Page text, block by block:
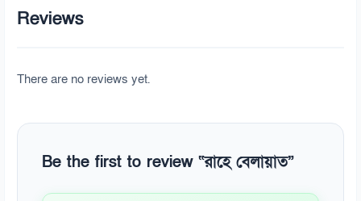
Reviews
There are no reviews yet.
Be the first to review “রাহে বেলায়াত”